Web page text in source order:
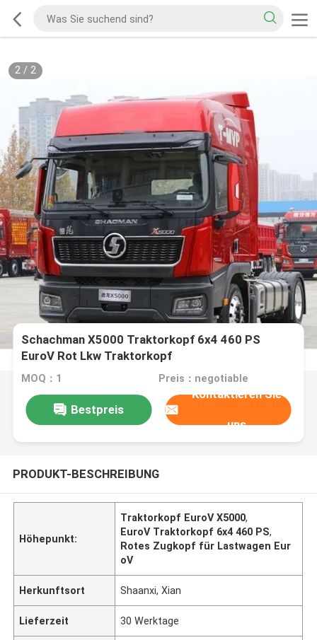
2/ 2
Schachman X5000 Traktorkopf 6x4 460 PS
EuroV Rot Lkw Traktorkopf
MOQ：1 Preis：negotiable
Bestpreis
Kontaktieren Sie
uns
PRODUKT-BESCHREIBUNG
Höhepunkt:
Traktorkopf EuroV X5000,
EuroV Traktorkopf 6x4 460 PS,
Rotes Zugkopf für Lastwagen Eur
oV
Herkunftsort Shaanxi, Xian
Lieferzeit 30 Werktage